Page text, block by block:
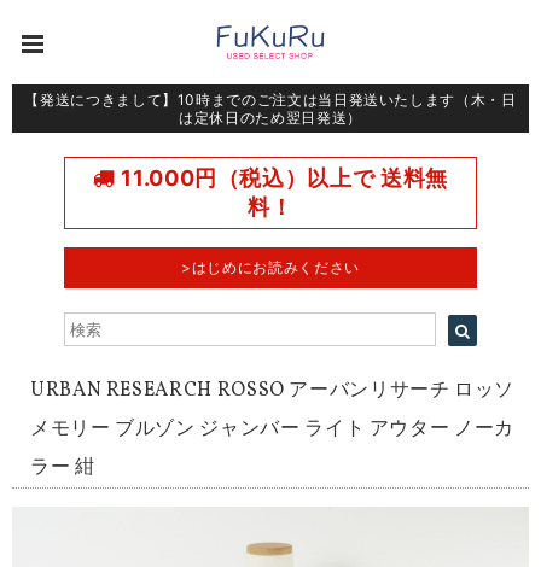
【発送につきまして】10時までのご注文は当日発送いたします（木・日
は定休日のため翌日発送）
11.000円（税込）以上で 送料無
料！
>はじめにお読みください
URBAN RESEARCH ROSSO アーバンリサーチ ロッソ
メモリー ブルゾン ジャンバー ライト アウター ノーカ
ラー 紺